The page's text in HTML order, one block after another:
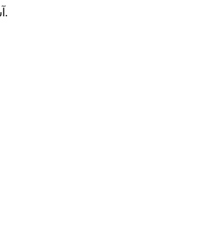
آسف ليس لدينا هذا المورد.